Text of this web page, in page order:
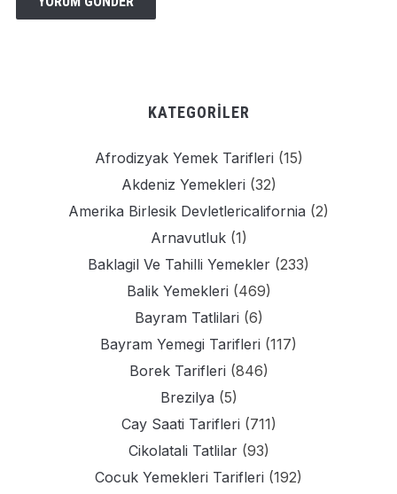
KATEGORILER
Afrodizyak Yemek Tarifleri (15)
Akdeniz Yemekleri (32)
Amerika Birlesik Devletlericalifornia (2)
Arnavutluk(1)
Baklagil Ve Tahilli Yemekler (233)
Balik Yemekleri (469)
Bayram Tatlilari (6)
Bayram Yemegi Tarifleri (117)
Borek Tarifleri (846)
Brezilya (5)
Cay Saati Tarifleri (711)
Cikolatali Tatlilar(93)
Cocuk Yemekleri Tarifleri (192)